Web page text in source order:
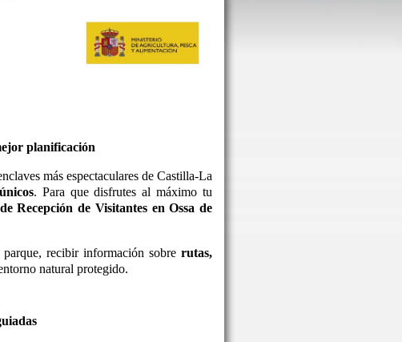
planificación
más espectaculares de Castilla-La
. Para que disfrutes al máximo tu
Recepción de Visitantes en Ossa de
recibir información sobre rutas,
natural protegido.